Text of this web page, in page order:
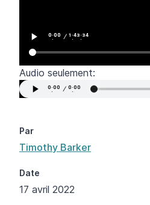
Audio seulement:
Par
Timothy Barker
Date
17 avril 2022